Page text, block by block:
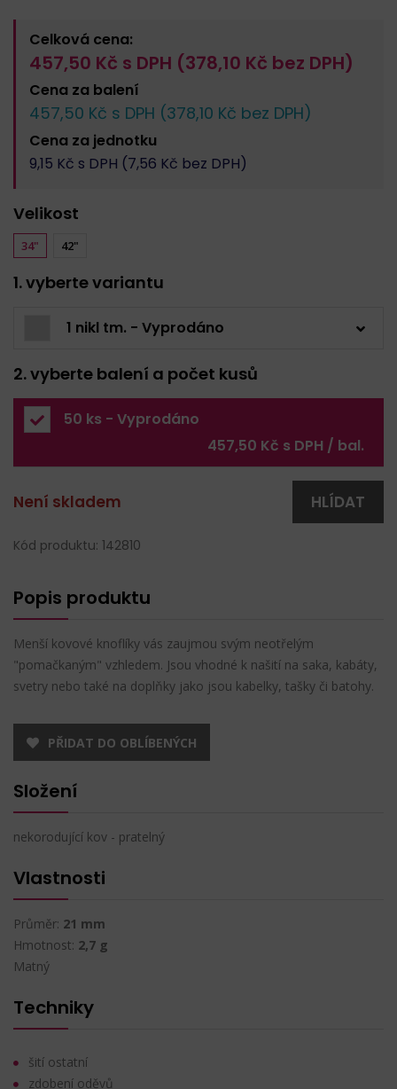
Celková cena:
457,50 Kč s DPH (378,10 Kč bez DPH)
Cena za balení
457,50 Kč s DPH (378,10 Kč bez DPH)
Cena za jednotku
9,15 Kč s DPH (7,56 Kč bez DPH)
Velikost
34" 42"
1. vyberte variantu
1 nikl tm. - Vyprodáno
2. vyberte balení a počet kusů
50 ks - Vyprodáno
457,50 Kč s DPH / bal.
Není skladem HLÍDAT
Kód produktu: 142810
Popis produktu
Menší kovové knoflíky vás zaujmou svým neotřelým
"pomačkaným" vzhledem. Jsou vhodné k našití na saka, kabáty,
svetry nebo také na doplňky jako jsou kabelky, tašky či batohy.
PŘIDAT DO OBLÍBENÝCH
Složení
nekorodující kov - pratelný
Vlastnosti
Průměr: 21 mm
Hmotnost: 2,7 g
Matný
Techniky
šití ostatní
zdobení oděvů